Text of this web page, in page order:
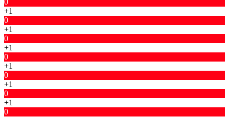
0
+1
0
+1
0
+1
0
+1
0
+1
0
+1
0